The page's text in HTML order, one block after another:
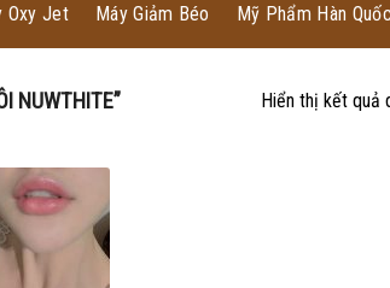
Oxy Jet Máy Giảm Béo Mỹ Phẩm Hàn
NUWTHITE” Hiển thị kết quả